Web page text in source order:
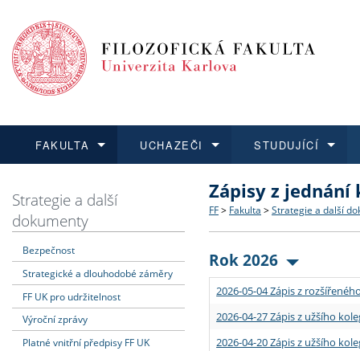
FAKULTA
Dozvědět se více
Struktura a historie
Strategie a další
Podpora a benefity pro
Absolventi fakulty
UCHAZEČI
Podat přihlášku
Co studovat a jak se
Učitelské studijní
Informace k průběhu
STUDUJÍCÍ
Dozvědět se více
Bakalářské a magisterské
Doktorské studium
Rigorózní řízení
Dozvědět se více
O vědě a výzkumu na FF
Akademické kvalifikace
Granty a projekty
Dozvědět se více
Aktuální nabídky a
Vyjíždějící studenti
Přijíždějící studenti
Vyjíždějící zaměstnanci
Strategie a další
dokumenty
Bezpečnost
Strategické a dlouhodobé záměry
FF UK pro udržitelnost
Výroční zprávy
Platné vnitřní předpisy FF UK
Zápisy z jednání
FF > Fakulta > Strategie a další
Rok 2026
2026-05-04 Zápis z
2026-04-27 Zápis z užšího
2026-04-20 Zápis z užšího